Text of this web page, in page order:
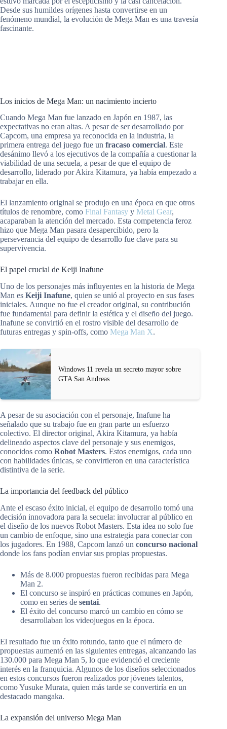
Desde sus humildes orígenes hasta convertirse en un
fenómeno mundial, la evolución de Mega Man es una travesía
fascinante.
Los inicios de Mega Man: un nacimiento incierto
Cuando Mega Man fue lanzado en Japón en 1987, las
expectativas no eran altas. A pesar de ser desarrollado por
Capcom, una empresa ya reconocida en la industria, la
primera entrega del juego fue un fracaso comercial. Este
desánimo llevó a los ejecutivos de la compañía a cuestionar la
viabilidad de una secuela, a pesar de que el equipo de
desarrollo, liderado por Akira Kitamura, ya había empezado a
trabajar en ella.
El lanzamiento original se produjo en una época en que otros
títulos de renombre, como Final Fantasy y Metal Gear,
acaparaban la atención del mercado. Esta competencia feroz
hizo que Mega Man pasara desapercibido, pero la
perseverancia del equipo de desarrollo fue clave para su
supervivencia.
El papel crucial de Keiji Inafune
Uno de los personajes más influyentes en la historia de Mega
Man es Keiji Inafune, quien se unió al proyecto en sus fases
iniciales. Aunque no fue el creador original, su contribución
fue fundamental para definir la estética y el diseño del juego.
Inafune se convirtió en el rostro visible del desarrollo de
futuras entregas y spin-offs, como Mega Man X.
Windows 11 revela un secreto mayor sobre
GTA San Andreas
A pesar de su asociación con el personaje, Inafune ha
señalado que su trabajo fue en gran parte un esfuerzo
colectivo. El director original, Akira Kitamura, ya había
delineado aspectos clave del personaje y sus enemigos,
conocidos como Robot Masters. Estos enemigos, cada uno
con habilidades únicas, se convirtieron en una característica
distintiva de la serie.
La importancia del feedback del público
Ante el escaso éxito inicial, el equipo de desarrollo tomó una
decisión innovadora para la secuela: involucrar al público en
el diseño de los nuevos Robot Masters. Esta idea no solo fue
un cambio de enfoque, sino una estrategia para conectar con
los jugadores. En 1988, Capcom lanzó un concurso nacional
donde los fans podían enviar sus propias propuestas.
Más de 8.000 propuestas fueron recibidas para Mega
Man 2.
El concurso se inspiró en prácticas comunes en Japón,
como en series de sentai.
El éxito del concurso marcó un cambio en cómo se
desarrollaban los videojuegos en la época.
El resultado fue un éxito rotundo, tanto que el número de
propuestas aumentó en las siguientes entregas, alcanzando las
130.000 para Mega Man 5, lo que evidenció el creciente
interés en la franquicia. Algunos de los diseños seleccionados
en estos concursos fueron realizados por jóvenes talentos,
como Yusuke Murata, quien más tarde se convertiría en un
destacado mangaka.
La expansión del universo Mega Man